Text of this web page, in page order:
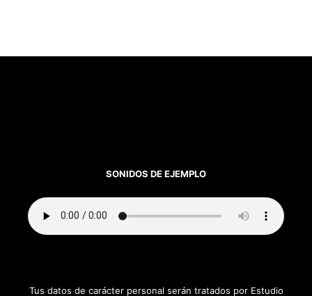
SONIDOS DE EJEMPLO
Tus datos de carácter personal serán tratados por Estudio